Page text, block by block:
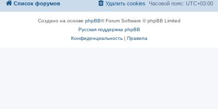
Список форумов Часовой пояс: UTC+03:00
Удалить cookies
Создано на основе phpBB® Forum Software © phpBB Limited
Русская поддержка phpBB
Конфиденциальность| Правила